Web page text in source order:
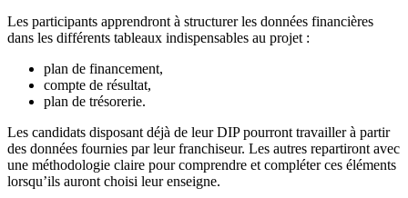
Les participants apprendront à structurer les données financières
dans les différents tableaux indispensables au projet :
plan de financement,
compte de résultat,
plan de trésorerie.
Les candidats disposant déjà de leur DIP pourront travailler à partir
des données fournies par leur franchiseur. Les autres repartiront avec
une méthodologie claire pour comprendre et compléter ces éléments
lorsqu’ils auront choisi leur enseigne.